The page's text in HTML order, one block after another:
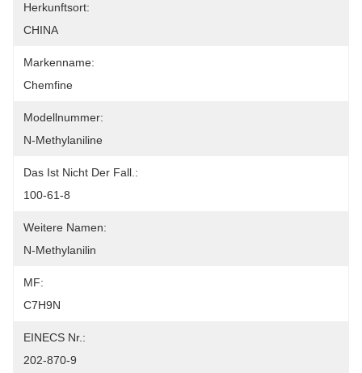
Herkunftsort:
CHINA
Markenname:
Chemfine
Modellnummer:
N-Methylaniline
Das Ist Nicht Der Fall.:
100-61-8
Weitere Namen:
N-Methylanilin
MF:
C7H9N
EINECS Nr.:
202-870-9